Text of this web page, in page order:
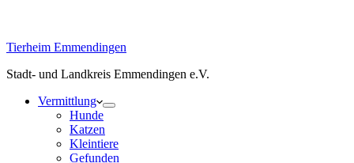
Tierheim Emmendingen
Stadt- und Landkreis Emmendingen e.V.
Vermittlung
Hunde
Katzen
Kleintiere
Gefunden